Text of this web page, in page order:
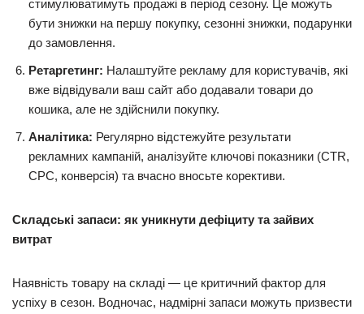
стимулюватимуть продажі в період сезону. Це можуть
бути знижки на першу покупку, сезонні знижки, подарунки
до замовлення.
Ретаргетинг: Налаштуйте рекламу для користувачів, які
вже відвідували ваш сайт або додавали товари до
кошика, але не здійснили покупку.
Аналітика: Регулярно відстежуйте результати
рекламних кампаній, аналізуйте ключові показники (CTR,
CPC, конверсія) та вчасно вносьте корективи.
Складські запаси: як уникнути дефіциту та зайвих
витрат
Наявність товару на складі — це критичний фактор для
успіху в сезон. Водночас, надмірні запаси можуть призвести